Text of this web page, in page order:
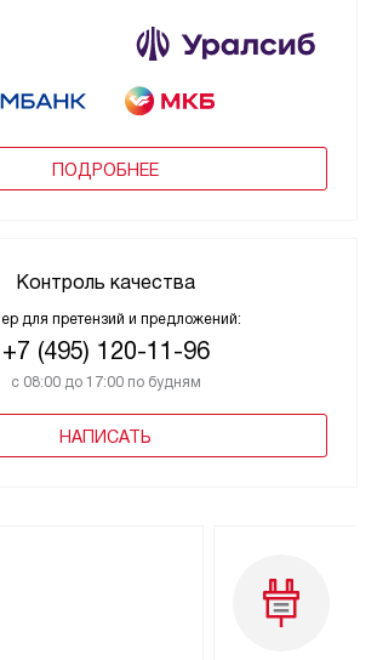
ПОДРОБНЕЕ
Контроль качества
для претензий и предложений:
+7 (495) 120-11-96
с 08:00 до 17:00 по будням
НАПИСАТЬ